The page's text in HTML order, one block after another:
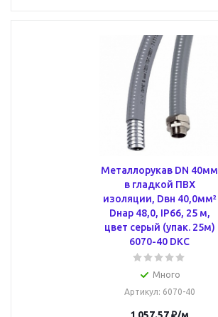
Металлорукав DN 40мм
в гладкой ПВХ
изоляции, Dвн 40,0мм²
Dнар 48,0, IP66, 25 м,
цвет серый (упак. 25м)
6070-40 DKC
Много
Артикул: 6070-40